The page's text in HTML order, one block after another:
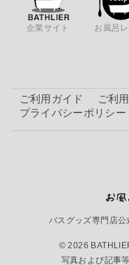
企業サイト お風呂
ご利用ガイド ご利
プライバシーポリシー
バスグッズ専門店公
© 2026
写真および記事